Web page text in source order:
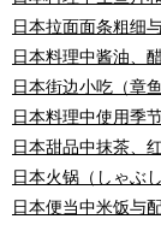
日本拉面面条粗细
日本料理中酱油、
日本街边小吃（章
日本料理中使用季
日本甜品中抹茶、
日本火锅（しゃぶ
日本便当中米饭与